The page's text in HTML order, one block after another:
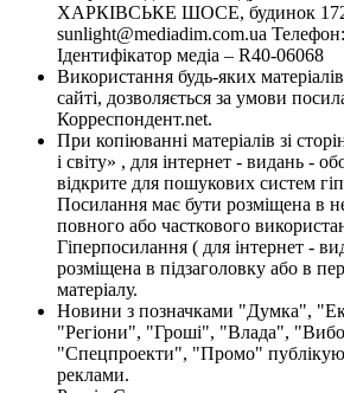
ХАРКІВСЬКЕ ШОСЕ, будинок 172-
sunlight@mediadim.com.ua
Ідентифікатор медіа – R40-06068
Використання будь-яких
сайті, дозволяється за умови
Корреспондент.net.
При копіюванні матеріалів зі
і світу» , для інтернет - видань -
відкрите для пошукових систем
Посилання має бути розміщена в
повного або часткового
Гіперпосилання ( для інтернет -
розміщена в підзаголовку або в
матеріалу.
Новини з позначками "Думка",
"Регіони", "Гроші", "Влада",
"Спецпроекти", "Промо"
реклами.